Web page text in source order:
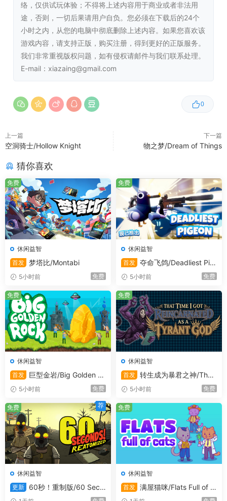
以下是一些详细说明；1000 多个关卡听上去像是其中肯定
有滥竽充数的设计。但其实不然，这些关卡有很多的绝妙之
处：
288 个经典关卡
心血作品。最初的关卡都很简单，会随着进展向
玩家介绍新的游玩机制。
包含所有利用难度骤增来打断流畅游玩的关卡，
添加在了此处，在初始时即全部解锁，因此您可
以跳过其中难度较大的关卡。
360 个冲刺关卡
愿望冲刺关卡的关键就是冲刺速度。因此，要拿
到 3 颗星，您需要击败目标时间，并收集所有
宝石。为此添加了新的方法来查看这些关卡。如
果您是个不拿 3 星誓不休的完美党，那么您可
个百分之几秒。
126 个完美操作关卡
在这些关卡中，每次触按操作都有影响，因此需
要做到精益求精，才能完美通关这些关卡。
其他的关卡失误余地很大，有时您可以莽
过去。这些关卡会在游戏进度更后时才会
解锁，供专业玩家游玩
18 个实验室关卡（仅面向专业玩家）
比“懵逼”关卡更加怪异/困难。此时，玩家已经
通关所有关卡，想要更大的挑战，因此我们提供
了充满设计师恶意的这 18 个关卡
络，仅供试玩体验；不得将上述内容用于商业或者非法用
途，否则，一切后果请用户自负。您必须在下载后的24个
小时之内，从您的电脑中彻底删除上述内容。如果您喜欢该
游戏内容，请支持正版，购买注册，得到更好的正版服务。
我们非常重视版权问题，如有侵权请邮件与我们联系处理。
E-mail：xiazaing@gmail.com
0
上一篇
空洞骑士/Hollow Knight
下一篇
物之梦/Dream of Things
猜你喜欢
休闲益智
首发 梦塔比/Montabi
5小时前 免费
免费
休闲益智
首发 夺命飞鸽/Deadliest Pig
eon5小时前 免费
免费
休闲益智
首发
巨型金岩/Big Golden R
ock5小时前 免费
免费
休闲益智
首发 转生成为暴君之神/That
Time I Got Reincarnated as a
Tyrant God
5小时前 免费
免费
休闲益智
更新
60秒！重制版/60 Seco
nds! Reatomized
免费 荐
休闲益智
首发 满屋猫咪/Flats Full of C
ats
免费